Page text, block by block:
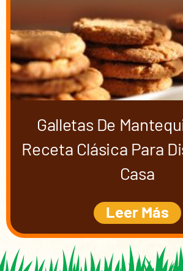
Galletas De
Receta Clásica Para
Casa
Leer Más